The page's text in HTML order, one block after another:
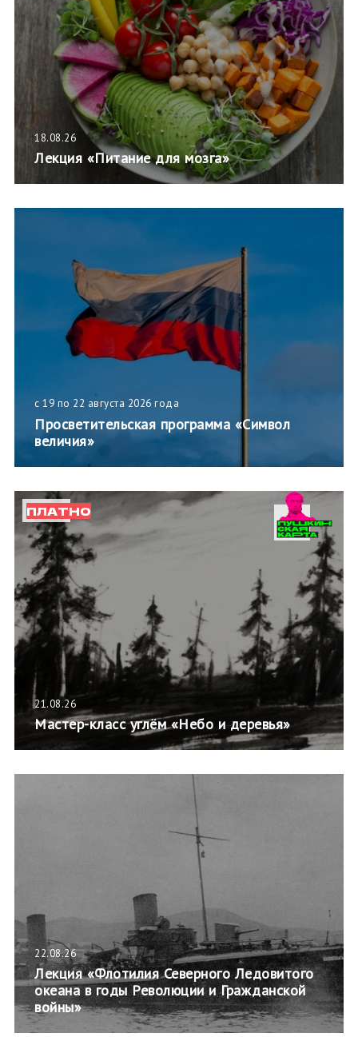
18.08.26
Лекция «Питание для мозга»
с 19 по 22 августа 2026 года
Просветительская программа «Символ
величия»
ПЛАТНО
21.08.26
Мастер-класс углём «Небо и деревья»
22.08.26
Лекция «Флотилия Северного Ледовитого
океана в годы Революции и Гражданской
войны»